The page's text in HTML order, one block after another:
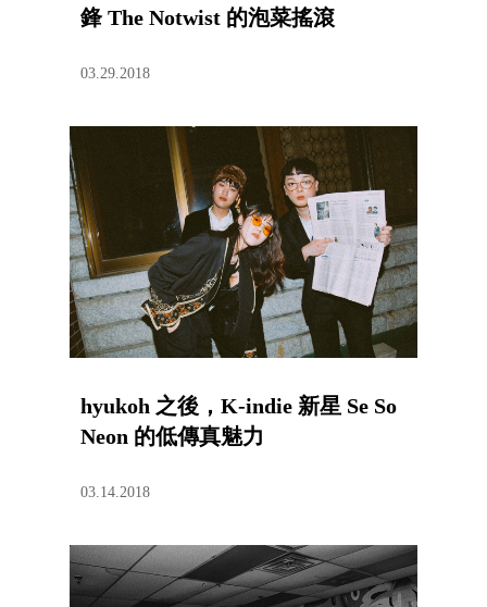
鋒 The Notwist 的泡菜搖滾
03.29.2018
hyukoh 之後，K-indie 新星 Se So
Neon 的低傳真魅力
03.14.2018